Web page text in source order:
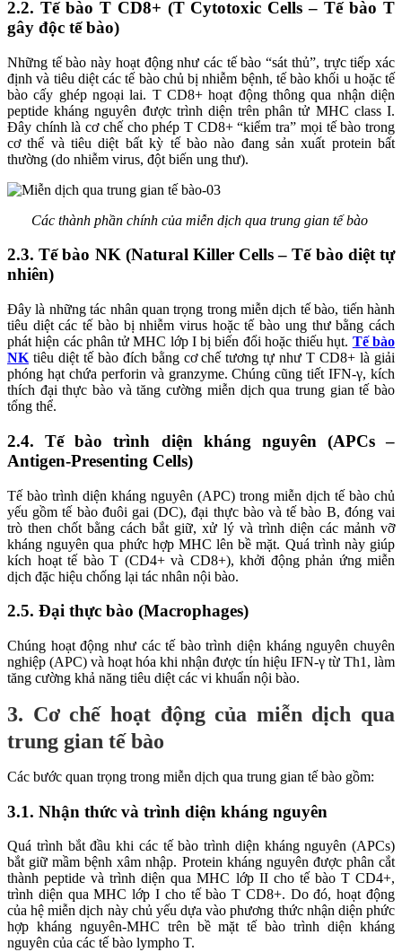
2.2. Tế bào T CD8+ (T Cytotoxic Cells – Tế bào T
gây độc tế bào)
Những tế bào này hoạt động như các tế bào “sát thủ”, trực tiếp xác
định và tiêu diệt các tế bào chủ bị nhiễm bệnh, tế bào khối u hoặc tế
bào cấy ghép ngoại lai. T CD8+ hoạt động thông qua nhận diện
peptide kháng nguyên được trình diện trên phân tử MHC class I.
Đây chính là cơ chế cho phép T CD8+ “kiểm tra” mọi tế bào trong
cơ thể và tiêu diệt bất kỳ tế bào nào đang sản xuất protein bất
thường (do nhiễm virus, đột biến ung thư).
Các thành phần chính của miễn dịch qua trung gian tế bào
2.3. Tế bào NK (Natural Killer Cells – Tế bào diệt tự
nhiên)
Đây là những tác nhân quan trọng trong miễn dịch tế bào, tiến hành
tiêu diệt các tế bào bị nhiễm virus hoặc tế bào ung thư bằng cách
phát hiện các phân tử MHC lớp I bị biến đổi hoặc thiếu hụt. Tế bào
NK tiêu diệt tế bào đích bằng cơ chế tương tự như T CD8+ là giải
phóng hạt chứa perforin và granzyme. Chúng cũng tiết IFN-γ, kích
thích đại thực bào và tăng cường miễn dịch qua trung gian tế bào
tổng thể.
2.4. Tế bào trình diện kháng nguyên (APCs –
Antigen-Presenting Cells)
Tế bào trình diện kháng nguyên (APC) trong miễn dịch tế bào chủ
yếu gồm tế bào đuôi gai (DC), đại thực bào và tế bào B, đóng vai
trò then chốt bằng cách bắt giữ, xử lý và trình diện các mảnh vỡ
kháng nguyên qua phức hợp MHC lên bề mặt. Quá trình này giúp
kích hoạt tế bào T (CD4+ và CD8+), khởi động phản ứng miễn
dịch đặc hiệu chống lại tác nhân nội bào.
2.5. Đại thực bào (Macrophages)
Chúng hoạt động như các tế bào trình diện kháng nguyên chuyên
nghiệp (APC) và hoạt hóa khi nhận được tín hiệu IFN-γ từ Th1, làm
tăng cường khả năng tiêu diệt các vi khuẩn nội bào.
3. Cơ chế hoạt động của miễn dịch qua
trung gian tế bào
Các bước quan trọng trong miễn dịch qua trung gian tế bào gồm:
3.1. Nhận thức và trình diện kháng nguyên
Quá trình bắt đầu khi các tế bào trình diện kháng nguyên (APCs)
bắt giữ mầm bệnh xâm nhập. Protein kháng nguyên được phân cắt
thành peptide và trình diện qua MHC lớp II cho tế bào T CD4+,
trình diện qua MHC lớp I cho tế bào T CD8+. Do đó, hoạt động
của hệ miễn dịch này chủ yếu dựa vào phương thức nhận diện phức
hợp kháng nguyên-MHC trên bề mặt tế bào trình diện kháng
nguyên của các tế bào lympho T.